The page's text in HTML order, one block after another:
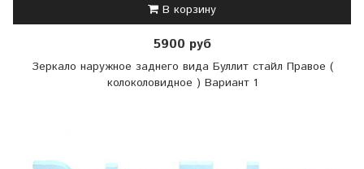
В корзину
5900 руб
Зеркало наружное заднего вида Буллит стайл Правое (
колоколовидное ) Вариант 1